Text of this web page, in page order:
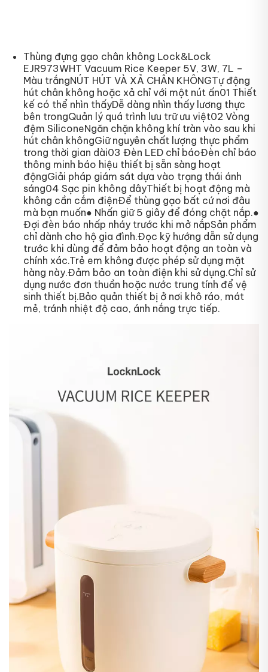
Thùng đựng gạo chân không Lock&Lock
EJR973WHT Vacuum Rice Keeper 5V, 3W, 7L –
Màu trắngNÚT HÚT VÀ XẢ CHÂN KHÔNGTự động
hút chân không hoặc xả chỉ với một nút ấn01 Thiết
kế có thể nhìn thấyDễ dàng nhìn thấy lương thực
bên trongQuản lý quá trình lưu trữ ưu việt02 Vòng
đệm SiliconeNgăn chặn không khí tràn vào sau khi
hút chân khôngGiữ nguyên chất lượng thực phẩm
trong thời gian dài03 Đèn LED chỉ báoĐèn chỉ báo
thông minh báo hiệu thiết bị sẵn sàng hoạt
độngGiải pháp giám sát dựa vào trạng thái ánh
sáng04 Sạc pin không dâyThiết bị hoạt động mà
không cần cắm điệnĐể thùng gạo bất cứ nơi đâu
mà bạn muốn● Nhấn giữ 5 giây để đóng chặt nắp.●
Đợi đèn báo nhấp nháy trước khi mở nắpSản phẩm
chỉ dành cho hộ gia đình.Đọc kỹ hướng dẫn sử dụng
trước khi dùng để đảm bảo hoạt động an toàn và
chính xác.Trẻ em không được phép sử dụng mặt
hàng này.Đảm bảo an toàn điện khi sử dụng.Chỉ sử
dụng nước đơn thuần hoặc nước trung tính để vệ
sinh thiết bị.Bảo quản thiết bị ở nơi khô ráo, mát
mẻ, tránh nhiệt độ cao, ánh nắng trực tiếp.